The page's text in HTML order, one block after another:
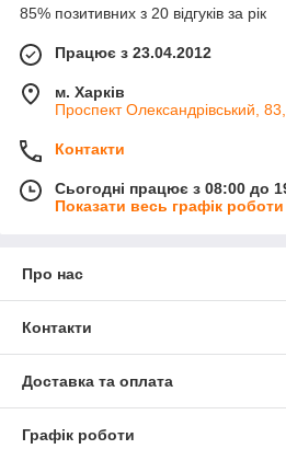
85% позитивних з 20 відгуків за рік
Працює з 23.04.2012
м. Харків
Проспект Олександрівський,
Контакти
Сьогодні працює з 08:00 до
Показати весь графік роботи
Про нас
Контакти
Доставка та оплата
Графік роботи